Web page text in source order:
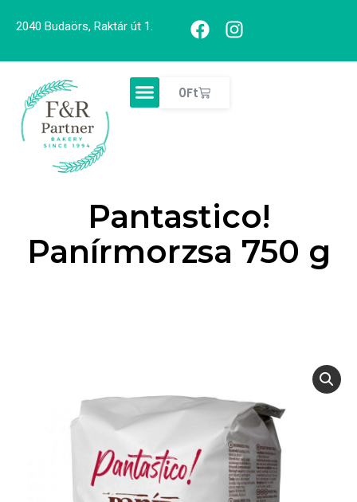
2040 Budaörs, Raktár út 1.
0Ft
Pantastico!
Panírmorzsa 750 g